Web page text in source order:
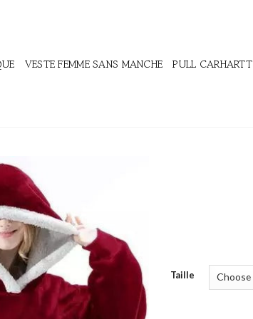
VESTE FEMME SANS MANCHE PULL CARHARTT
Taille